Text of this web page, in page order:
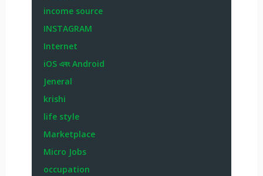
income source
INSTAGRAM
Internet
iOS এবং Android
Jeneral
krishi
life style
Marketplace
Micro Jobs
occupation